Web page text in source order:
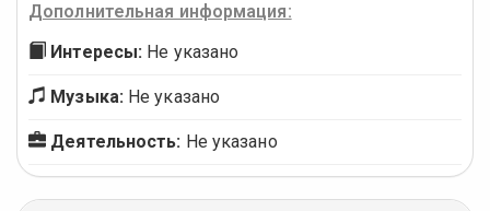
Дополнительная информация:
Интересы: Не указано
Музыка: Не указано
Деятельность: Не указано